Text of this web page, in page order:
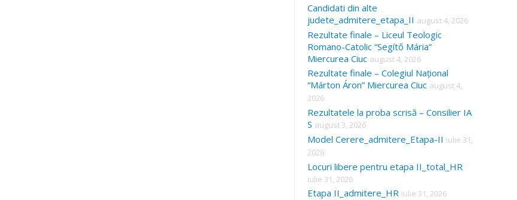
Candidati din alte
judete_admitere_etapa_II august 4, 2026
Rezultate finale – Liceul Teologic
Romano-Catolic “Segítő Mária”
Miercurea Ciuc august 4, 2026
Rezultate finale – Colegiul Național
“Márton Áron” Miercurea Ciuc august 4,
2026
Rezultatele la proba scrisă – Consilier IA
S august 3, 2026
Model Cerere_admitere_Etapa-II iulie 31,
2026
Locuri libere pentru etapa II_total_HR
iulie 31, 2026
Etapa II_admitere_HR iulie 31, 2026